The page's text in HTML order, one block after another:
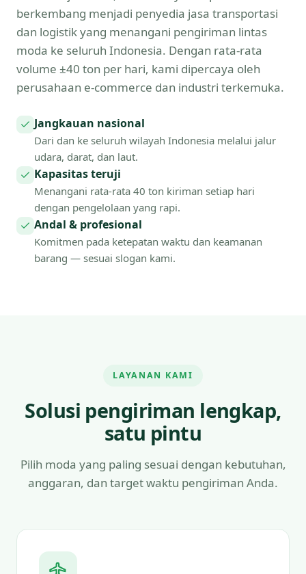
berkembang menjadi penyedia jasa transportasi
dan logistik yang menangani pengiriman lintas
moda ke seluruh Indonesia. Dengan rata-rata
volume ±40 ton per hari, kami dipercaya oleh
perusahaan e-commerce dan industri terkemuka.
Jangkauan nasional
Dari dan ke seluruh wilayah Indonesia melalui jalur
udara, darat, dan laut.
Kapasitas teruji
Menangani rata-rata 40 ton kiriman setiap hari
dengan pengelolaan yang rapi.
Andal & profesional
Komitmen pada ketepatan waktu dan keamanan
barang — sesuai slogan kami.
LAYANAN KAMI
Solusi pengiriman lengkap,
satu pintu
Pilih moda yang paling sesuai dengan kebutuhan,
anggaran, dan target waktu pengiriman Anda.